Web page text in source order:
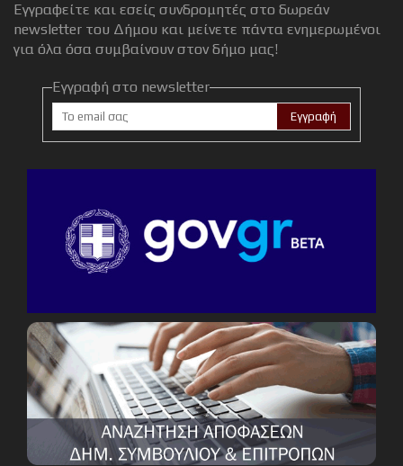
Εγγραφείτε και εσείς συνδρομητές στο δωρεάν
newsletter του Δήμου και μείνετε πάντα ενημερωμένοι
για όλα όσα συμβαίνουν στον δήμο μας!
Εγγραφή στο newsletter